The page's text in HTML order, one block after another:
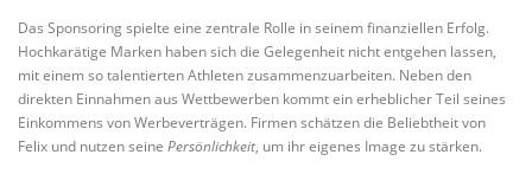
Das Sponsoring spielte eine zentrale Rolle in seinem finanziellen Erfolg.
Hochkarätige Marken haben sich die Gelegenheit nicht entgehen lassen,
mit einem so talentierten Athleten zusammenzuarbeiten. Neben den
direkten Einnahmen aus Wettbewerben kommt ein erheblicher Teil seines
Einkommens von Werbeverträgen. Firmen schätzen die Beliebtheit von
Felix und nutzen seine Persönlichkeit, um ihr eigenes Image zu stärken.